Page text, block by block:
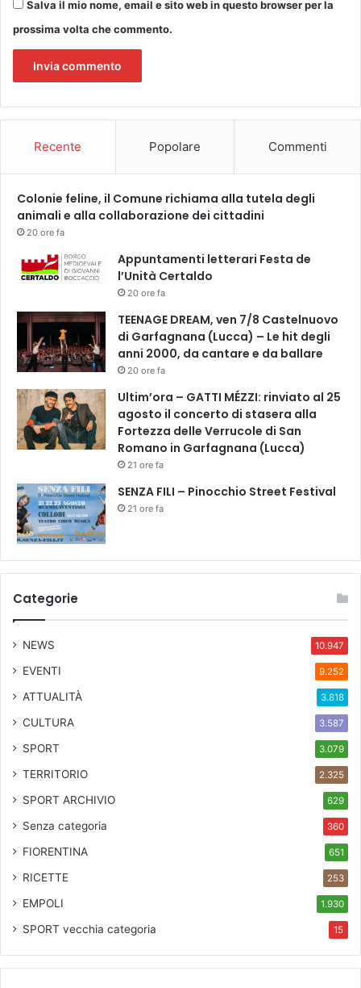
Salva il mio nome, email e sito web in questo browser per la
prossima volta che commento.
Recente Popolare Commenti
Colonie feline, il Comune richiama alla tutela degli
animali e alla collaborazione dei cittadini
20 ore fa
Appuntamenti letterari Festa de
l’Unità Certaldo
20 ore fa
TEENAGE DREAM, ven 7/8 Castelnuovo
di Garfagnana (Lucca) – Le hit degli
anni 2000, da cantare e da ballare
20 ore fa
Ultim’ora – GATTI MÉZZI: rinviato al 25
agosto il concerto di stasera alla
Fortezza delle Verrucole di San
Romano in Garfagnana (Lucca)
21 ore fa
SENZA FILI – Pinocchio Street Festival
21 ore fa
Categorie
NEWS 10.947
EVENTI 9.252
ATTUALITÀ 3.818
CULTURA 3.587
SPORT 3.079
TERRITORIO 2.325
SPORT ARCHIVIO 629
Senza categoria 360
FIORENTINA 651
RICETTE 253
EMPOLI 1.930
SPORT vecchia categoria 15